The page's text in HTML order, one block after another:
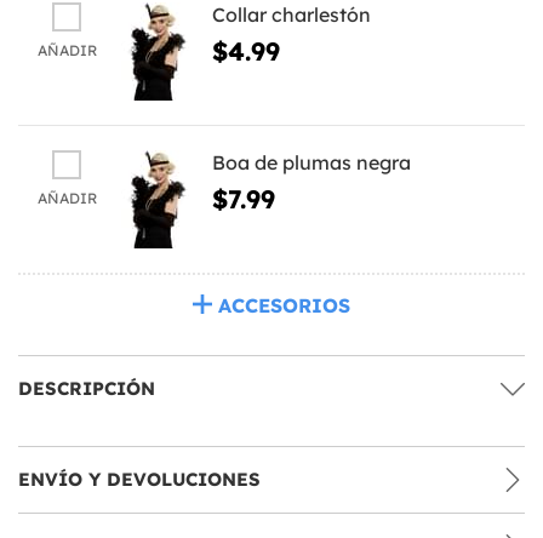
AÑADIR
Collar charlestón
$4.99
AÑADIR
Boa de plumas negra
$7.99
ACCESORIOS
DESCRIPCIÓN
ENVÍO Y DEVOLUCIONES